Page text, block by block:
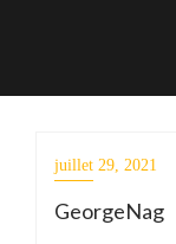
juillet 29, 2021
GeorgeNag